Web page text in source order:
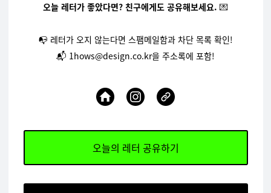
오늘 레터가 좋았다면? 친구에게도 공유해보세요. 💌
📭 레터가 오지 않는다면 스팸메일함과 차단 목록 확인!
📬 1hows@design.co.kr을 주소록에 포함!
오늘의 레터 공유하기